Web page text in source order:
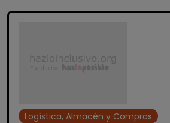
Logística, Almacén y Compras